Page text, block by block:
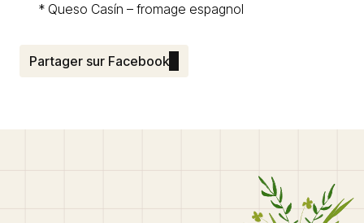
* Queso Casín – fromage espagnol
Partager sur Facebook